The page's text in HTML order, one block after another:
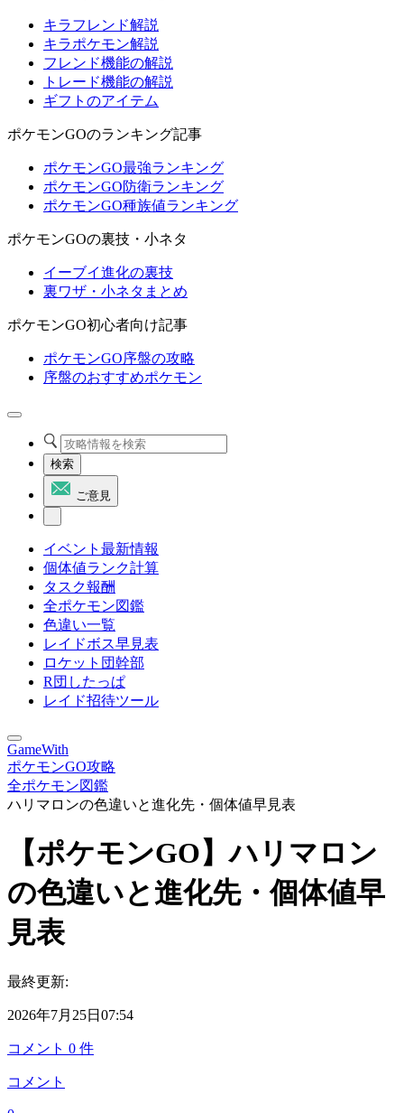
キラフレンド解説
キラポケモン解説
フレンド機能の解説
トレード機能の解説
ギフトのアイテム
ポケモンGOのランキング記事
ポケモンGO最強ランキング
ポケモンGO防衛ランキング
ポケモンGO種族値ランキング
ポケモンGOの裏技・小ネタ
イーブイ進化の裏技
裏ワザ・小ネタまとめ
ポケモンGO初心者向け記事
ポケモンGO序盤の攻略
序盤のおすすめポケモン
検索
ご意見
イベント最新情報
個体値ランク計算
タスク報酬
全ポケモン図鑑
色違い一覧
レイドボス早見表
ロケット団幹部
R団したっぱ
レイド招待ツール
GameWith
ポケモンGO攻略
全ポケモン図鑑
ハリマロンの色違いと進化先・個体値早見表
【ポケモンGO】ハリマロン
の色違いと進化先・個体値早
見表
最終更新:
2026年7月25日07:54
コメント 0 件
コメント